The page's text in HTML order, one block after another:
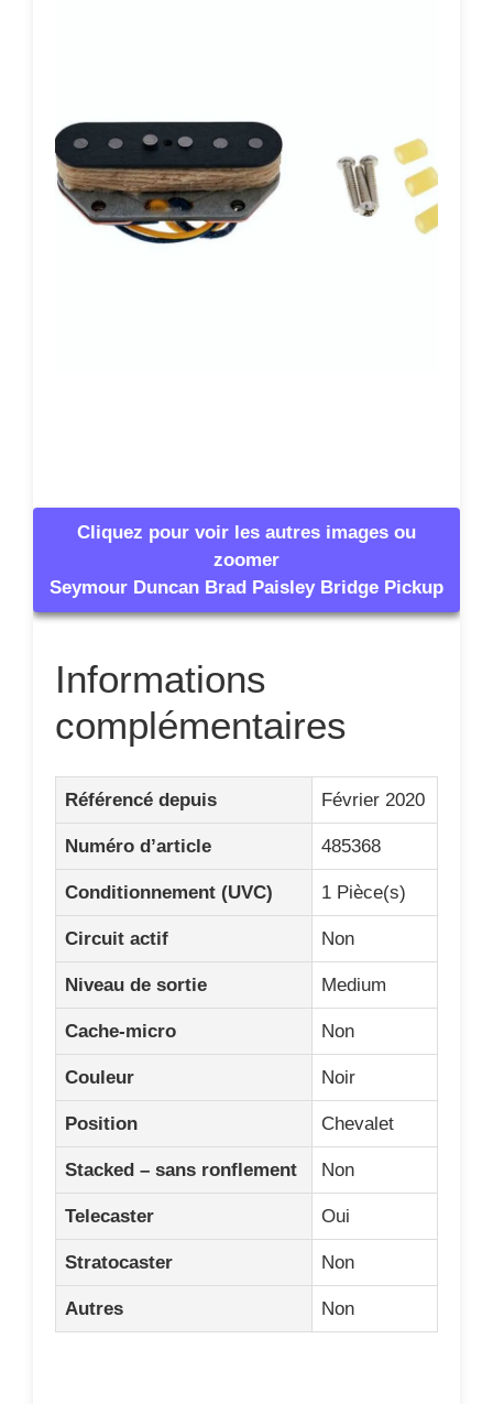
Cliquez pour voir les autres images ou
zoomer
Seymour Duncan Brad Paisley Bridge Pickup
Informations
complémentaires
Référencé depuis Février 2020
Numéro d’article 485368
Conditionnement (UVC) 1 Pièce(s)
Circuit actif Non
Niveau de sortie Medium
Cache-micro Non
Couleur Noir
Position Chevalet
Stacked – sans ronflement Non
Telecaster Oui
Stratocaster Non
Autres Non